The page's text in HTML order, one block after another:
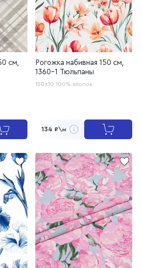
см,
Рогожка набивная 150 см,
1360-1 Тюльпаны
150±10 100% хлопок
134 ₽\м